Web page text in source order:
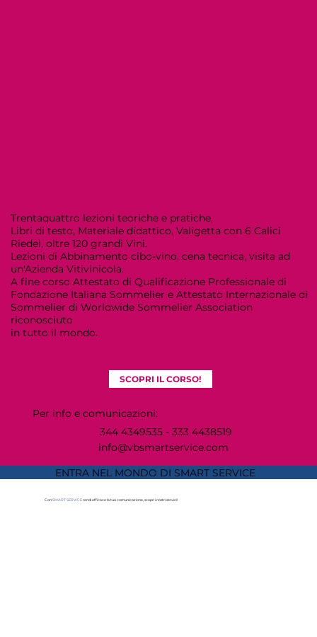
Per info e comunicazioni:
344 4349535 - 333 4438519
info@vbsmartservice.com
Trentaquattro lezioniteoriche e pratiche,
Libri di testo, Materiale didattico, Valigetta con 6 Calici
Riedel, oltre 120 grandi Vini.
Lezioni di Abbinamento cibo-vino, cena tecnica, visita ad
un'Azienda Vitivinicola.
A fine corso Attestato di Qualificazione Professionaledi
Fondazione Italiana Sommelier eAttestato Internazionale di
Sommelierdi Worldwide Sommelier Association
riconosciuto
in tutto il mondo.
SCOPRI IL CORSO!
ENTRA NEL MONDO DI SMART SERVICE
ConSMART SERVICErendi efficace la tua comunicazione, scopri i nostri servizi!